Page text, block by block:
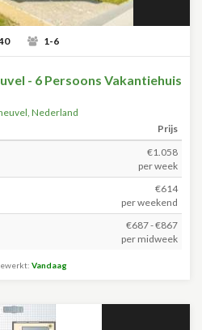
1-6
- 6 Persoons Vakantiehuis
, Nederland
Prijs
€1.058
per week
€614
per weekend
€687 - €867
per midweek
Vandaag